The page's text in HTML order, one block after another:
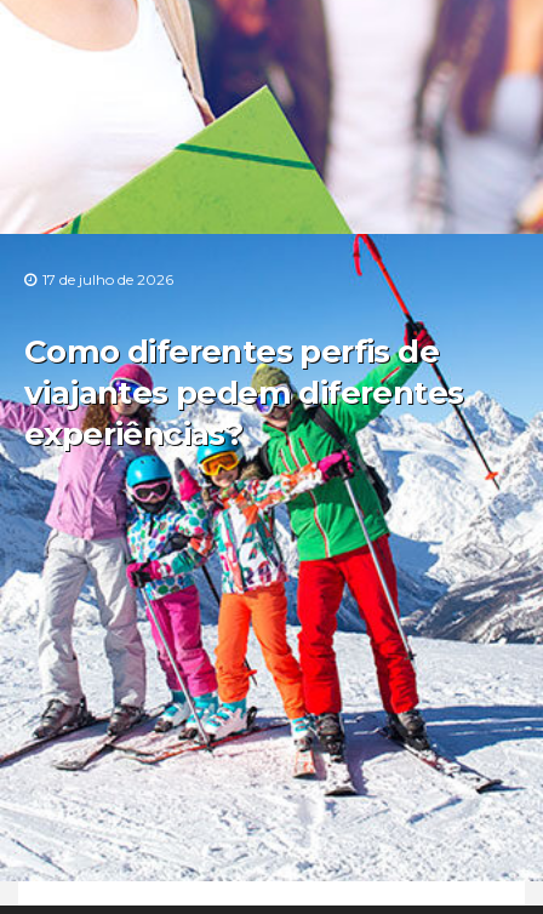
17 de julho de 2026
Como diferentes perfis de
viajantes pedem diferentes
experiências?